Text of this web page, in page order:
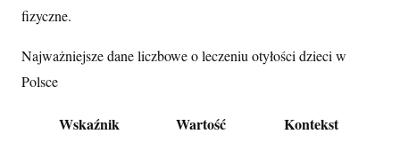
fizyczne.
Najważniejsze dane liczbowe o leczeniu otyłości dzieci w
Polsce
Wskaźnik Wartość Kontekst